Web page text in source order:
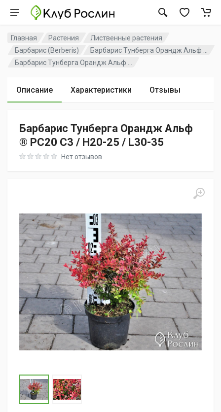
Главная Растения
Лиственные растения
Барбарис (Berberis)
Барбарис Тунберга Орандж Альф ...
Барбарис Тунберга Орандж Альф ...
Описание Характеристики Отзывы
Барбарис Тунберга Орандж Альф
® PC20 C3 / H20-25 / L30-35
Rating: 0 out of 5Нет отзывов